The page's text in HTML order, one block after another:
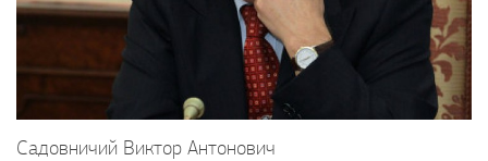
Садовничий Виктор Антонович